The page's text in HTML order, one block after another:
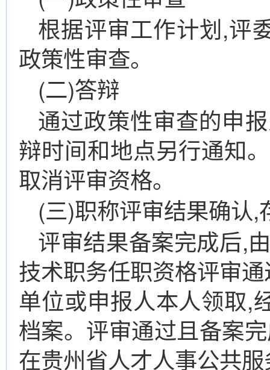
根据评审工作计划,评
政策性审查。
(二)答辩
通过政策性审查的申
辩时间和地点另行通知
取消评审资格。
(三)职称评审结果确认
评审结果备案完成后,
技术职务任职资格评审
单位或申报人本人领取,
档案。评审通过且备案
在贵州省人才人事公共